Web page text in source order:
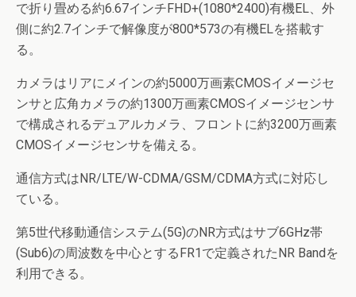
で折り畳める約6.67インチFHD+(1080*2400)有機EL、外
側に約2.7インチで解像度が800*573の有機ELを搭載す
る。
カメラはリアにメインの約5000万画素CMOSイメージセ
ンサと広角カメラの約1300万画素CMOSイメージセンサ
で構成されるデュアルカメラ、フロントに約3200万画素
CMOSイメージセンサを備える。
通信方式はNR/LTE/W-CDMA/GSM/CDMA方式に対応し
ている。
第5世代移動通信システム(5G)のNR方式はサブ6GHz帯
(Sub6)の周波数を中心とするFR1で定義されたNR Bandを
利用できる。